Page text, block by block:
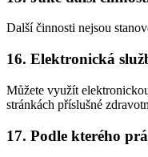
Další činnosti nejsou
16. Elektronická
Můžete využít
stránkách příslušné
17. Podle kterého